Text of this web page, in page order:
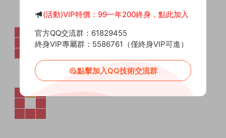
(活動)VIP特價：99一年200終身，點此加入
官方QQ交流群：61829455
終身VIP專屬群：5586761（僅終身VIP可進）
點擊加入QQ技術交流群